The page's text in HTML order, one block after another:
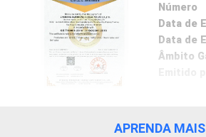
Número
APRENDA MAIS